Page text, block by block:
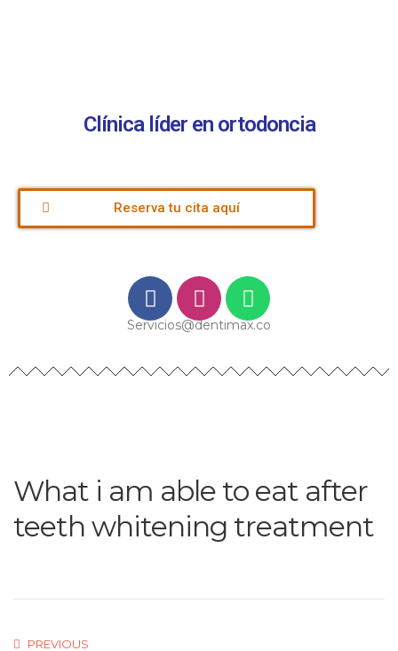
Clínica líder en ortodoncia
Reserva tu cita aquí
Servicios@dentimax.co
What i am able to eat after
teeth whitening treatment
PREVIOUS